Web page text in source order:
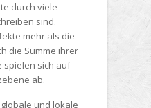
durch viele
sind.
mehr als die
die Summe ihrer
spielen sich auf
ab.
und lokale